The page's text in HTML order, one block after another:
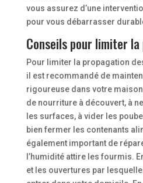
vous assurez d’une
pour vous débarrasser
Conseils pour limiter
Pour limiter la propagation
il est recommandé de
rigoureuse dans votre
de nourriture à découvert, à
les surfaces, à vider les
bien fermer les contenants
également important de
l’humidité attire les fourmis.
et les ouvertures par